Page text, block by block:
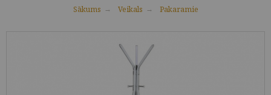
Sākums Veikals Pakaramie